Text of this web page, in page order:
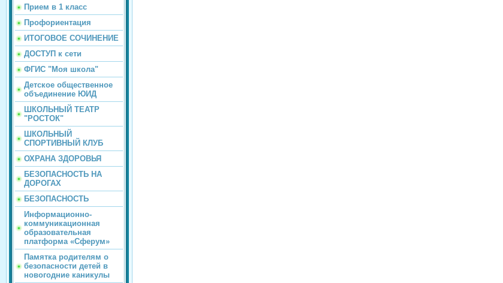
Прием в 1 класс
Профориентация
ИТОГОВОЕ СОЧИНЕНИЕ
ДОСТУП к сети
ФГИС "Моя школа"
Детское общественное
объединение ЮИД
ШКОЛЬНЫЙ ТЕАТР
"РОСТОК"
ШКОЛЬНЫЙ
СПОРТИВНЫЙ КЛУБ
ОХРАНА ЗДОРОВЬЯ
БЕЗОПАСНОСТЬ НА
ДОРОГАХ
БЕЗОПАСНОСТЬ
Информационно-
коммуникационная
образовательная
платформа «Сферум»
Памятка родителям о
безопасности детей в
новогодние каникулы